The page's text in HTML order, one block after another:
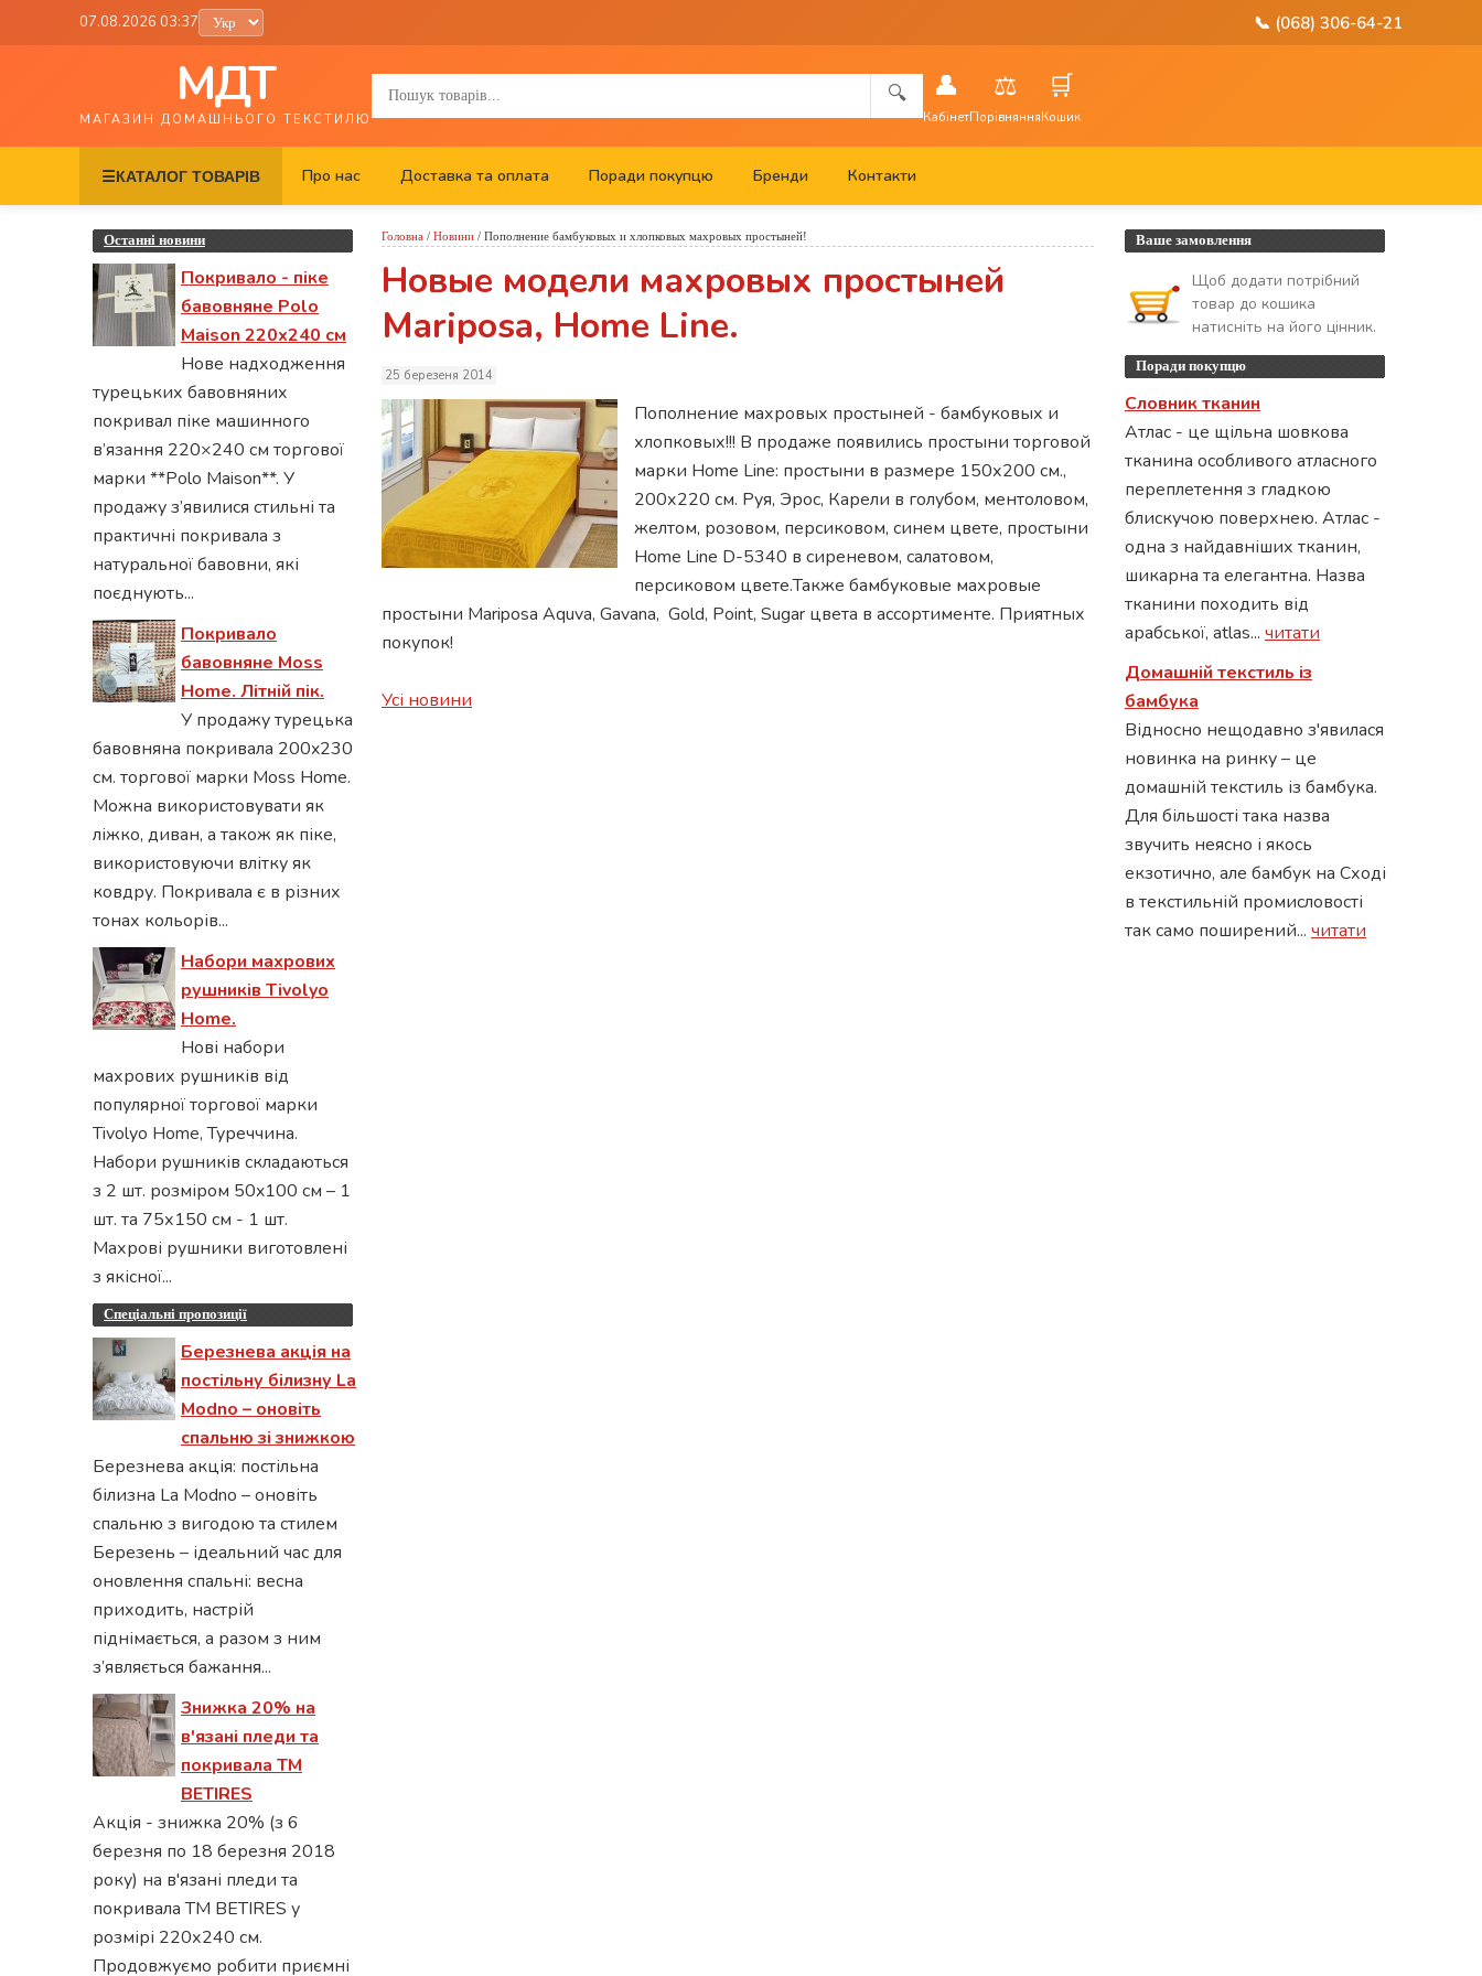
07.08.2026 03:37 📞 (068) 306-64-21
МДТ
МАГАЗИН ДОМАШНЬОГО ТЕКСТИЛЮ
🔍 👤
Кабінет
⚖️
Порівняння
🛒
Кошик
☰КАТАЛОГ ТОВАРІВ Про нас Доставка та оплата Поради покупцю Бренди Контакти
Останні новини
Покривало - піке
бавовняне Polo
Maison 220х240 см
Нове надходження
турецьких бавовняних
покривал піке машинного
в’язання 220×240 см торгової
марки **Polo Maison**. У
продажу з’явилися стильні та
практичні покривала з
натуральної бавовни, які
поєднують...
Покривало
бавовняне Moss
Home. Літній пік.
У продажу турецька
бавовняна покривала 200x230
см. торгової марки Moss Home.
Можна використовувати як
ліжко, диван, а також як піке,
використовуючи влітку як
ковдру. Покривала є в різних
тонах кольорів...
Набори махрових
рушників Tivolyo
Home.
Нові набори
махрових рушників від
популярної торгової марки
Tivolyo Home, Туреччина.
Набори рушників складаються
з 2 шт. розміром 50x100 см – 1
шт. та 75х150 см - 1 шт.
Махрові рушники виготовлені
з якісної...
Спеціальні пропозиції
Березнева акція на
постільну білизну La
Modno – оновіть
спальню зі знижкою
Березнева акція: постільна
білизна La Modno – оновіть
спальню з вигодою та стилем
Березень – ідеальний час для
оновлення спальні: весна
приходить, настрій
піднімається, а разом з ним
з’являється бажання...
Знижка 20% на
в'язані пледи та
покривала ТМ
BETIRES
Акція - знижка 20% (з 6
березня по 18 березня 2018
року) на в'язані пледи та
покривала ТМ BETIRES у
розмірі 220х240 см.
Продовжуємо робити приємні
Головна / Новини / Пополнение бамбуковых и хлопковых махровых простыней!
Новые модели махровых простыней
Mariposa, Home Line.
25 березеня 2014
Пополнение махровых простыней - бамбуковых и
хлопковых!!! В продаже появились простыни торговой
марки Home Line: простыни в размере 150х200 см.,
200х220 см. Руя, Эрос, Карели в голубом, ментоловом,
желтом, розовом, персиковом, синем цвете, простыни
Home Line D-5340 в сиреневом, салатовом,
персиковом цвете.Также бамбуковые махровые
простыни Mariposa Aquva, Gavana, Gold, Point, Sugar цвета в ассортименте. Приятных
покупок!
Усі новини
Ваше замовлення
Щоб додати потрібний
товар до кошика
натисніть на його цінник.
Поради покупцю
Словник тканин
Атлас - це щільна шовкова
тканина особливого атласного
переплетення з гладкою
блискучою поверхнею. Атлас -
одна з найдавніших тканин,
шикарна та елегантна. Назва
тканини походить від
арабської, atlas... читати
Домашній текстиль із
бамбука
Відносно нещодавно з'явилася
новинка на ринку – це
домашній текстиль із бамбука.
Для більшості така назва
звучить неясно і якось
екзотично, але бамбук на Сході
в текстильній промисловості
так само поширений... читати